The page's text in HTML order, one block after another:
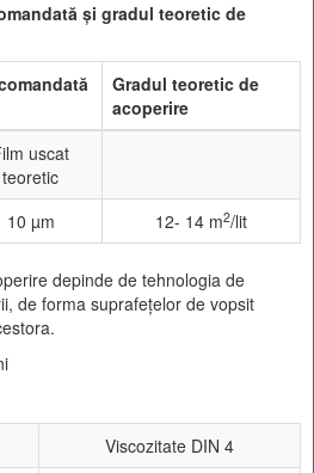
şi gradul teoretic de
Gradul teoretic de
acoperire
uscat
teoretic
10 µm 12- 14 m2/lit
depinde de tehnologia de
de forma suprafeţelor de vopsit
Viscozitate DIN 4